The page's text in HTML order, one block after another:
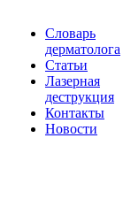
Словарь
дерматолога
Статьи
Лазерная
деструкция
Контакты
Новости